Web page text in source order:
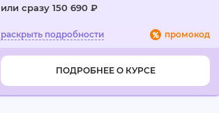
или сразу 150 690 ₽
промокод
ПОДРОБНЕЕ О КУРСЕ